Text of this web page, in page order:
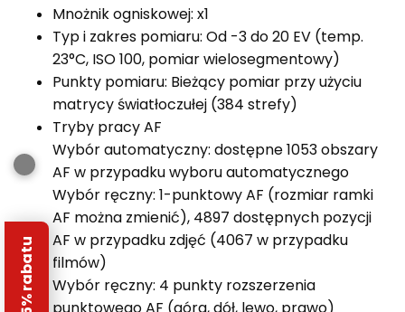
Mnożnik ogniskowej: x1
Typ i zakres pomiaru: Od -3 do 20 EV (temp.
23°C, ISO 100, pomiar wielosegmentowy)
Punkty pomiaru: Bieżący pomiar przy użyciu
matrycy światłoczułej (384 strefy)
Tryby pracy AF
Wybór automatyczny: dostępne 1053 obszary
AF w przypadku wyboru automatycznego
Wybór ręczny: 1-punktowy AF (rozmiar ramki
AF można zmienić), 4897 dostępnych pozycji
AF w przypadku zdjęć (4067 w przypadku
filmów)
Wybór ręczny: 4 punkty rozszerzenia
punktowego AF (góra, dół, lewo, prawo)